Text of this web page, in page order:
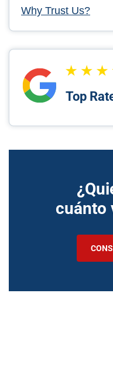
Why Trust Us?
Top
cuánto